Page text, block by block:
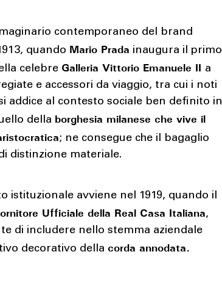
contemporaneo del brand
quando Mario Prada inaugura il primo
celebre Galleria Vittorio Emanuele II a
e accessori da viaggio, tra cui i noti
addice al contesto sociale ben definito in
della borghesia milanese che vive il
; ne consegue che il bagaglio
distinzione materiale.
istituzionale avviene nel 1919, quando il
Ufficiale della Real Casa Italiana,
di includere nello stemma aziendale
decorativo della corda annodata.